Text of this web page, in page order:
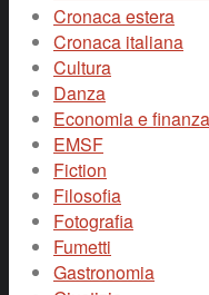
Cronaca estera
Cronaca italiana
Cultura
Danza
Economia e finanza
EMSF
Fiction
Filosofia
Fotografia
Fumetti
Gastronomia